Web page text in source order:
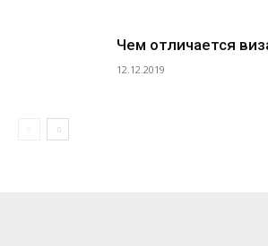
Чем отличается
12.12.2019